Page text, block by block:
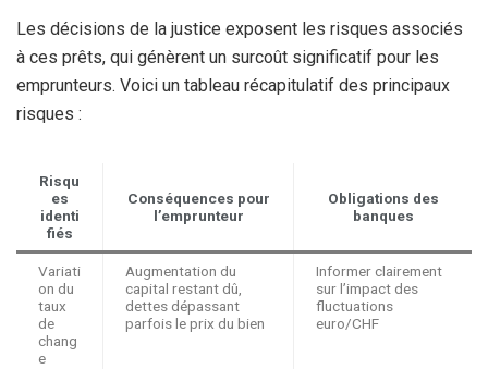
Les décisions de la justice exposent les risques associés
à ces prêts, qui génèrent un surcoût significatif pour les
emprunteurs. Voici un tableau récapitulatif des principaux
risques :
Risqu
es
identi
fiés
Conséquences pour
l’emprunteur
Obligations des
banques
Variati
on du
taux
de
chang
e
Augmentation du
capital restant dû,
dettes dépassant
parfois le prix du bien
Informer clairement
sur l’impact des
fluctuations
euro/CHF